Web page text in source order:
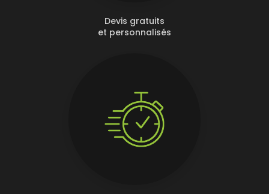
Devis gratuits
et personnalisés